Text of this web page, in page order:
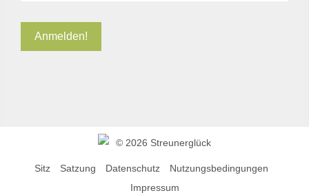
© 2026 Streunerglück
Sitz Satzung Datenschutz
Nutzungsbedingungen
Impressum